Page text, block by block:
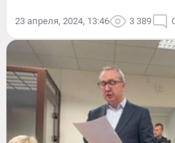
23 апреля, 2024, 13:46 3 389